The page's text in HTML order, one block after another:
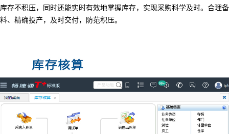
库存不积压， 同时还能实时有效地掌握库存， 实现采购科学及时。 合理备
料、 精确投产， 及时交付， 防范积压。